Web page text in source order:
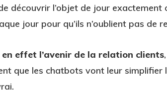
découvrir l’objet de jour exactement
jour pour qu’ils n’oublient pas de
effet l’avenir de la relation clients
que les chatbots vont leur simplifier